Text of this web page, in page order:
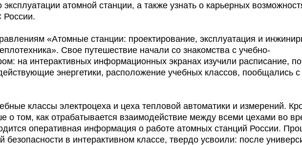
атомной станции, а также узнать о карьерных
«Атомные станции: проектирование, эксплуатация и
Свое путешествие начали со знакомства с учебно-
на интерактивных информационных экранах изучили расписание, по
энергетики, расположение учебных классов, пообщались с
классы электроцеха и цеха тепловой автоматики и измерений.
о том, как отрабатывается взаимодействие между всеми цехами во
оперативная информация о работе атомных станций России.
безопасности в интерактивном классе, твердо усвоили: после